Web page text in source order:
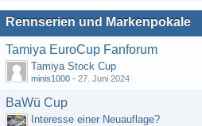
Rennserien und Markenpokale
Tamiya EuroCup Fanforum
Tamiya Stock Cup
minis1000 - 27. Juni 2024
BaWü Cup
Interesse einer Neuauflage?